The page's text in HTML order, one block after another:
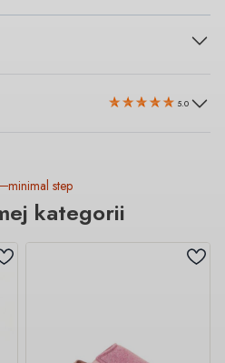
5.0
minimal step
kategorii